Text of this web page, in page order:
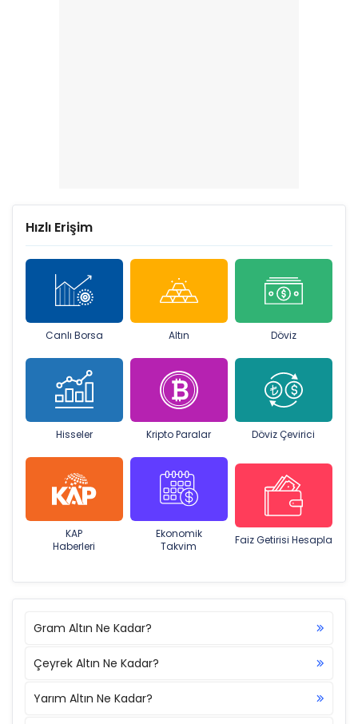
Hızlı Erişim
Canlı Borsa Altın Döviz
Hisseler Kripto Paralar Döviz Çevirici
KAP
Haberleri
Ekonomik
Takvim
Faiz Getirisi Hesapla
Gram Altın Ne Kadar?
Çeyrek Altın Ne Kadar?
Yarım Altın Ne Kadar?